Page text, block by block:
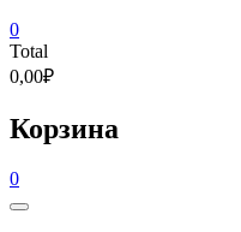
0
Total
0,00₽
Корзина
0
Catalog